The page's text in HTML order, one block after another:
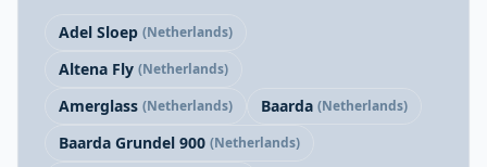
Adel Sloep (Netherlands)
Altena Fly (Netherlands)
Amerglass (Netherlands) Baarda (Netherlands)
Baarda Grundel 900 (Netherlands)